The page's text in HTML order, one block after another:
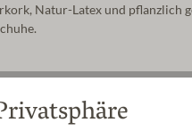
Natur-Latex und pflanzlich